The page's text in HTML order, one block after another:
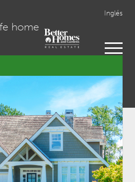
Inglés
open
menu